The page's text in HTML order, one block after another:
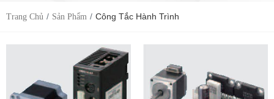
Trang Chủ Sản Phẩm Công Tắc Hành Trình